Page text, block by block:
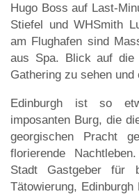
Hugo Boss auf Last-
Stiefel und WHSmith
am Flughafen sind
aus Spa. Blick auf die
Gathering zu sehen
Edinburgh ist so
imposanten Burg, die
georgischen Pracht
florierende
Stadt Gastgeber für
Tätowierung,